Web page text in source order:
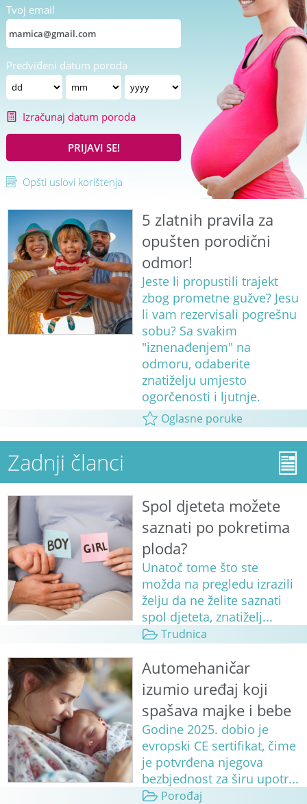
Tvoj email
Predviđeni datum poroda
Izračunaj datum poroda
PRIJAVI SE!
Opšti uslovi korištenja
5 zlatnih pravila za
opušten porodični
odmor!
Jeste li propustili trajekt
zbog prometne gužve? Jesu
li vam rezervisali pogrešnu
sobu? Sa svakim
"iznenađenjem" na
odmoru, odaberite
znatiželju umjesto
ogorčenosti i ljutnje.
Oglasne poruke
Zadnji članci
Spol djeteta možete
saznati po pokretima
ploda?
Unatoč tome što ste
možda na pregledu izrazili
želju da ne želite saznati
spol djeteta, znatiželj...
Trudnica
Automehaničar
izumio uređaj koji
spašava majke i bebe
Godine 2025. dobio je
evropski CE sertifikat, čime
je potvrđena njegova
bezbjednost za širu upotr...
Porođaj